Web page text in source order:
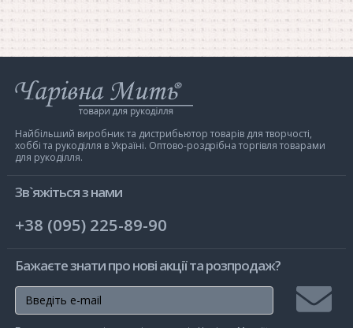
Інтернет-
магазин
Мить
Найбільший виробник та дистрибьютор товарів для творчості,
хоббі та рукоділля в Україні. Оптово-роздрібна торгівля товарами
для рукоділля.
Зв`яжіться з нами
+38 (095) 225-89-90
Бажаєте знати про нові акції та розпродаж?